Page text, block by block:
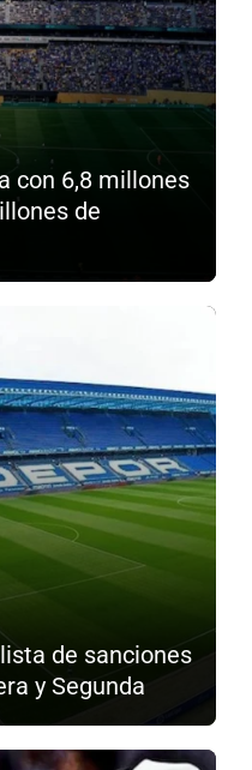
con 6,8 millones
de
de sanciones
y Segunda